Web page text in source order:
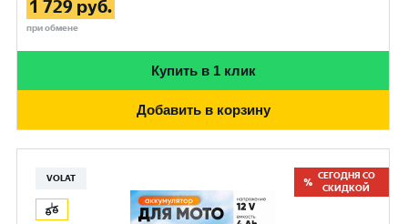
1 729 руб.
при обмене
Купить в 1 клик
Добавить в корзину
VOLAT
СЕГОДНЯ СО
СКИДКОЙ